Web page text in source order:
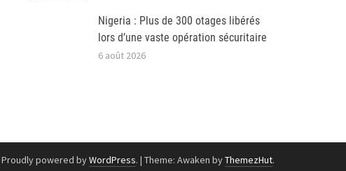
Nigeria : Plus de 300 otages libérés
lors d’une vaste opération sécuritaire
6 août 2026
Proudly powered byWordPress. | Theme: Awaken byThemezHut.